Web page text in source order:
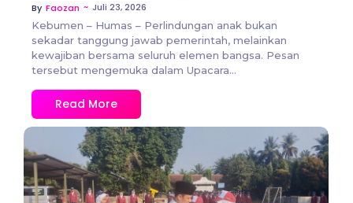
By Faozan ~ Juli 23, 2026
Kebumen – Humas – Perlindungan anak bukan
sekadar tanggung jawab pemerintah, melainkan
kewajiban bersama seluruh elemen bangsa. Pesan
tersebut mengemuka dalam Upacara...
Read More